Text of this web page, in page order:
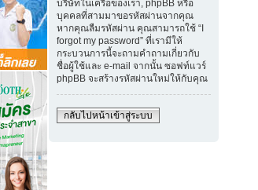
บริษัทในเครือของเรา, phpBB หรือ
บุคคลที่สามมาขอรหัสผ่านจากคุณ
หากคุณลืมรหัสผ่าน คุณสามารถใช้ “I
forgot my password” ที่เรามีให้
กระบวนการนี้จะถามคำถามเกี่ยวกับ
ชื่อผู้ใช้และ e-mail จากนั้น ซอฟท์แวร์
phpBB จะสร้างรหัสผ่านใหม่ให้กับคุณ
กลับไปหน้าเข้าสู่ระบบ